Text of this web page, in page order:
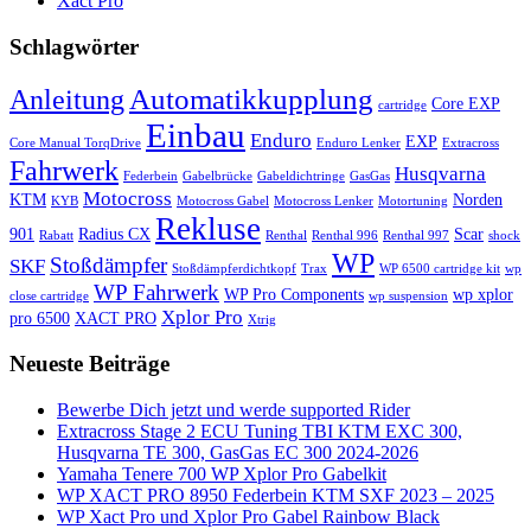
Schlagwörter
Anleitung Automatikkupplung cartridge Core EXP
Core Manual TorqDrive Einbau Enduro Enduro Lenker EXP Extracross
Fahrwerk Federbein Gabelbrücke Gabeldichtringe GasGas Husqvarna
KTM KYB Motocross Motocross Gabel Motocross Lenker Motortuning Norden
901
Rabatt Radius CX Rekluse Renthal Renthal 996 Renthal 997 Scar shock
SKF Stoßdämpfer Stoßdämpferdichtkopf Trax WP WP 6500 cartridge kit wp
close cartridge WP Fahrwerk WP Pro Components wp suspension wp xplor
pro 6500 XACT PRO Xplor Pro Xtrig
Neueste Beiträge
Bewerbe Dich jetzt und werde supported Rider
Extracross Stage 2 ECU Tuning TBI KTM EXC 300,
Husqvarna TE 300, GasGas EC 300 2024-2026
Yamaha Tenere 700 WP Xplor Pro Gabelkit
WP XACT PRO 8950 Federbein KTM SXF 2023 – 2025
WP Xact Pro und Xplor Pro Gabel Rainbow Black